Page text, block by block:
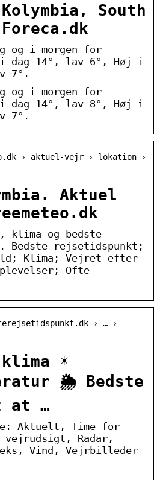
South
og i morgen for
i dag 14°, lav 6°, Høj i
7°.
og i morgen for
i dag 14°, lav 8°, Høj i
7°.
› aktuel-vejr › lokation ›
Aktuel
klima og bedste
Bedste rejsetidspunkt;
Klima; Vejret efter
Ofte
› … ›
klima ☀️
🌦️ Bedste
at …
Aktuelt, Time for
vejrudsigt, Radar,
Vind, Vejrbilleder